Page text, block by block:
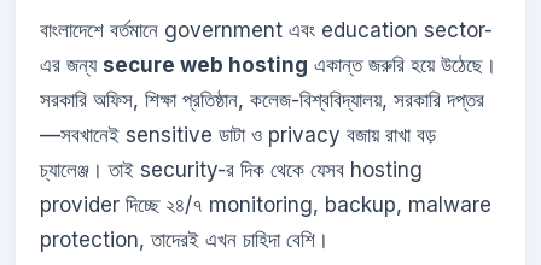
বাংলাদেশে বর্তমানে government এবং education sector-
এর জন্য secure web hosting একান্ত জরুরি হয়ে উঠেছে।
সরকারি অফিস, শিক্ষা প্রতিষ্ঠান, কলেজ-বিশ্ববিদ্যালয়, সরকারি দপ্তর
—সবখানেই sensitive ডাটা ও privacy বজায় রাখা বড়
চ্যালেঞ্জ। তাই security-র দিক থেকে যেসব hosting
provider দিচ্ছে ২৪/৭ monitoring, backup, malware
protection, তাদেরই এখন চাহিদা বেশি।